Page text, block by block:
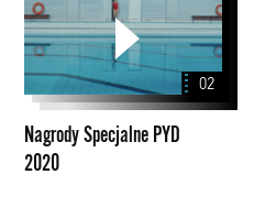
Specjalne
PYD
2020
02
Nagrody Specjalne PYD
2020